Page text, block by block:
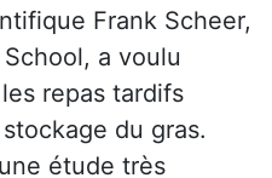
Frank Scheer,
a voulu
repas tardifs
du gras.
étude très